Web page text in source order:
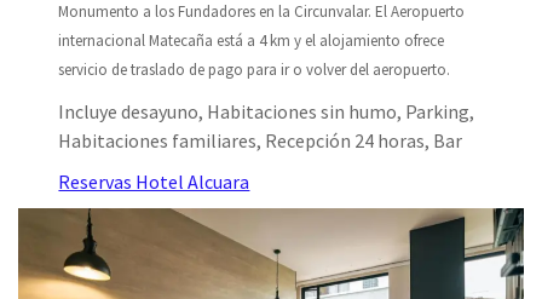
Monumento a los Fundadores en la Circunvalar. El Aeropuerto
internacional Matecaña está a 4 km y el alojamiento ofrece
servicio de traslado de pago para ir o volver del aeropuerto.
Incluye desayuno, Habitaciones sin humo, Parking,
Habitaciones familiares, Recepción 24 horas, Bar
Reservas Hotel Alcuara